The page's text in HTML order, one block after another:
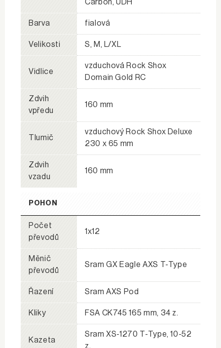
Carbon, UDH
Barva fialová
Velikosti S, M, L/XL
Vidlice
vzduchová Rock Shox
Domain Gold RC
Zdvih
vpředu
160 mm
Tlumič
vzduchový Rock Shox Deluxe
230 x 65 mm
Zdvih
vzadu
160 mm
POHON
Počet
převodů
1x12
Měnič
převodů
Sram GX Eagle AXS T-Type
Řazení Sram AXS Pod
Kliky FSA CK745 165 mm, 34 z.
Kazeta
Sram XS-1270 T-Type, 10-52
z.